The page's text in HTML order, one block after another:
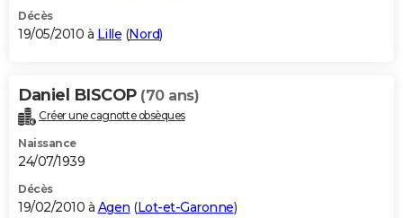
S'inscrire
Se connecter
Lycées
Collèges
Primaires
Universités
Entreprises
Service militaire
Avis de recherche
AVIS DE DÉCÈS
Bricolage
Lifestyle
Culture
Sport
Auto
Television
Voyage
Cinema
Décès
19/05/2010 à Lille (Nord)
Daniel BISCOP (70 ans)
Créer une cagnotte obsèques
Naissance
24/07/1939
Décès
19/02/2010 à Agen (Lot-et-Garonne)